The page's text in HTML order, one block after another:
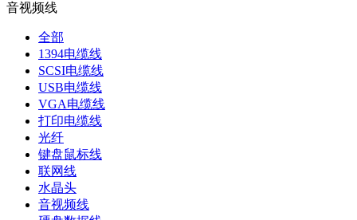
音视频线
全部
1394电缆线
SCSI电缆线
USB电缆线
VGA电缆线
打印电缆线
光纤
键盘鼠标线
联网线
水晶头
音视频线